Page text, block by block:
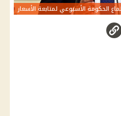
الحكومة الأسبوعي لمتابعة الأسعار